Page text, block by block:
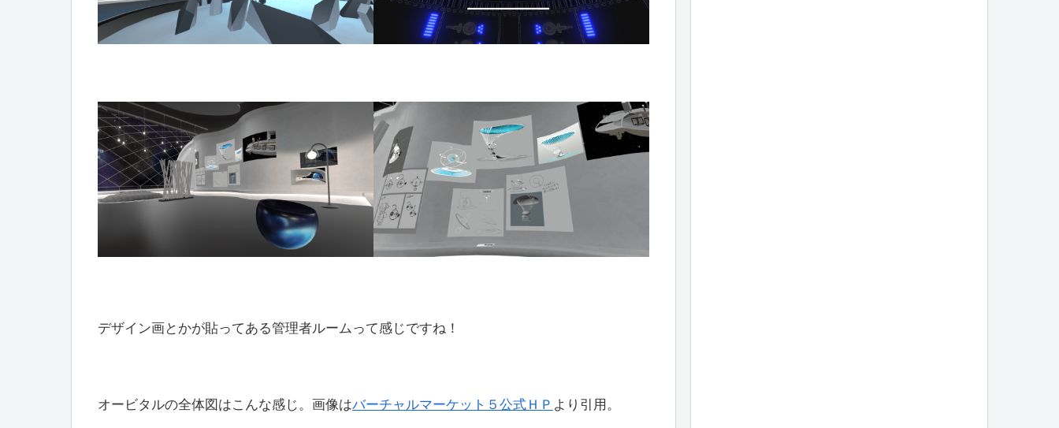
デザイン画とかが貼ってある管理者ルームって感じですね！
オービタルの全体図はこんな感じ。画像はバーチャルマーケット５公式ＨＰ より引用。